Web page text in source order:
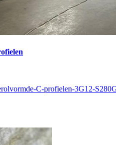
C-profielen-3G12-